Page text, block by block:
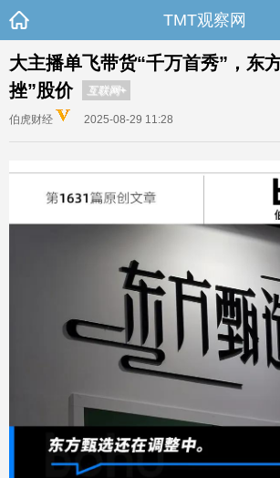
TMT观察网
大主播单飞带货“千万首秀”，东
挫”股价
互联网+
伯虎财经 2025-08-29 11:28